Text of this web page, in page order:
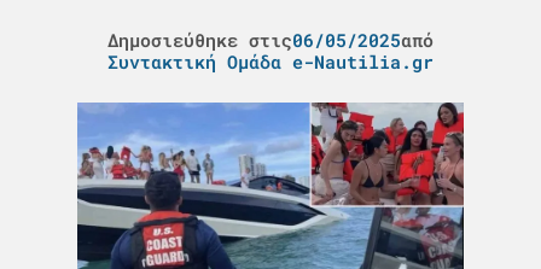
Δημοσιεύθηκε στις06/05/2025από
Συντακτική Ομάδα e-Nautilia.gr